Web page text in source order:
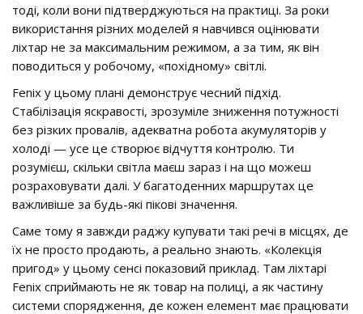
тоді, коли вони підтверджуються на практиці. За роки
використання різних моделей я навчився оцінювати
ліхтар не за максимальним режимом, а за тим, як він
поводиться у робочому, «похідному» світлі.
Fenix у цьому плані демонструє чесний підхід.
Стабілізація яскравості, зрозуміле зниження потужності
без різких провалів, адекватна робота акумуляторів у
холоді — усе це створює відчуття контролю. Ти
розумієш, скільки світла маєш зараз і на що можеш
розраховувати далі. У багатоденних маршрутах це
важливіше за будь-які пікові значення.
Саме тому я завжди раджу купувати такі речі в місцях, де
їх не просто продають, а реально знають. «Колекція
пригод» у цьому сенсі показовий приклад. Там ліхтарі
Fenix сприймають не як товар на полиці, а як частину
системи спорядження, де кожен елемент має працювати